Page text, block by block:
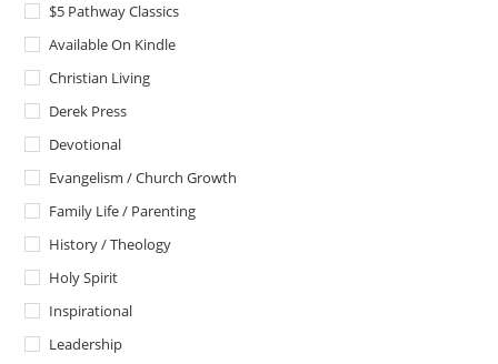
$5 Pathway Classics
Available On Kindle
Christian Living
Derek Press
Devotional
Evangelism / Church Growth
Family Life / Parenting
History / Theology
Holy Spirit
Inspirational
Leadership